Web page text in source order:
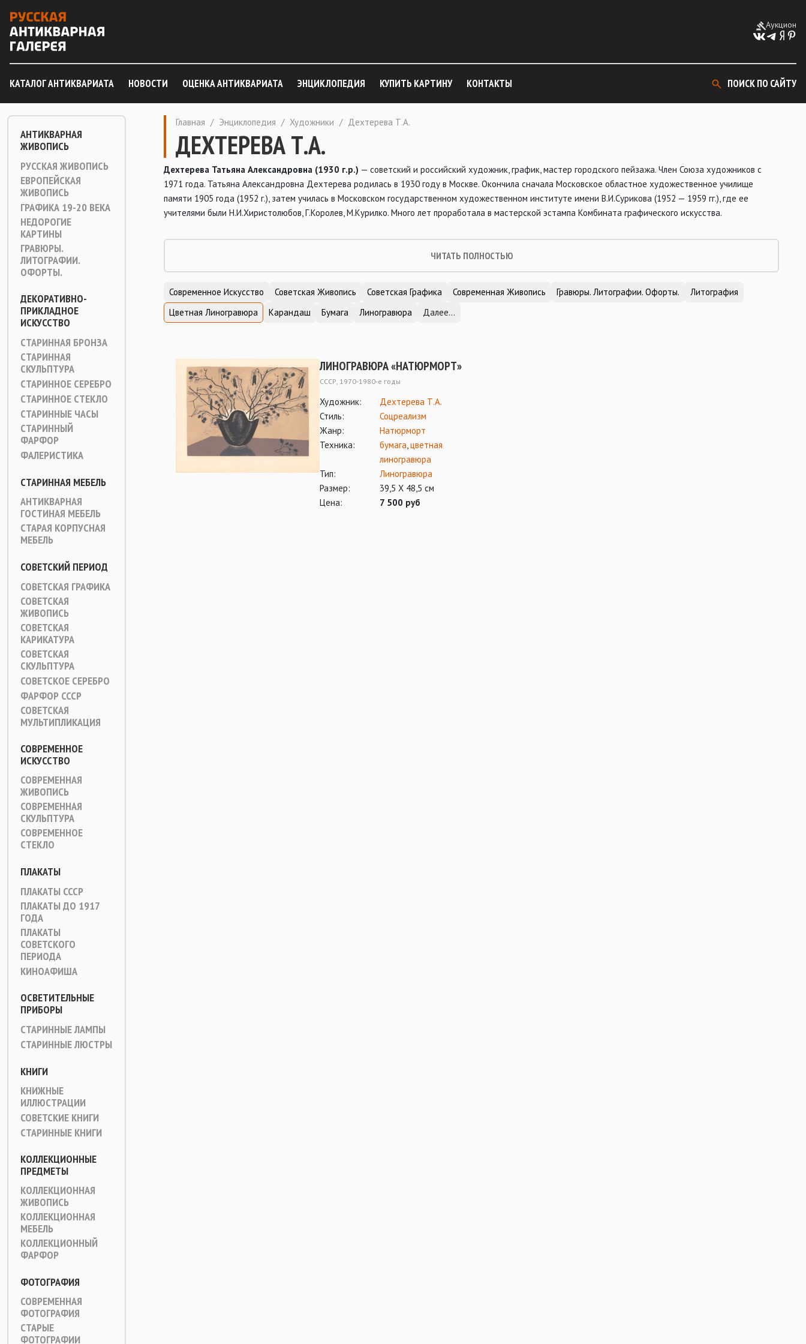
Аукцион
КАТАЛОГ АНТИКВАРИАТА НОВОСТИ ОЦЕНКА АНТИКВАРИАТА ЭНЦИКЛОПЕДИЯ КУПИТЬ КАРТИНУ КОНТАКТЫ ПОИСК ПО САЙТУ
АНТИКВАРНАЯ
ЖИВОПИСЬ
РУССКАЯ ЖИВОПИСЬ
ЕВРОПЕЙСКАЯ
ЖИВОПИСЬ
ГРАФИКА 19-20 ВЕКА
НЕДОРОГИЕ
КАРТИНЫ
ГРАВЮРЫ.
ЛИТОГРАФИИ.
ОФОРТЫ.
ДЕКОРАТИВНО-
ПРИКЛАДНОЕ
ИСКУССТВО
СТАРИННАЯ БРОНЗА
СТАРИННАЯ
СКУЛЬПТУРА
СТАРИННОЕ СЕРЕБРО
СТАРИННОЕ СТЕКЛО
СТАРИННЫЕ ЧАСЫ
СТАРИННЫЙ
ФАРФОР
ФАЛЕРИСТИКА
СТАРИННАЯ МЕБЕЛЬ
АНТИКВАРНАЯ
ГОСТИНАЯ МЕБЕЛЬ
СТАРАЯ КОРПУСНАЯ
МЕБЕЛЬ
СОВЕТСКИЙ ПЕРИОД
СОВЕТСКАЯ ГРАФИКА
СОВЕТСКАЯ
ЖИВОПИСЬ
СОВЕТСКАЯ
КАРИКАТУРА
СОВЕТСКАЯ
СКУЛЬПТУРА
СОВЕТСКОЕ СЕРЕБРО
ФАРФОР СССР
СОВЕТСКАЯ
МУЛЬТИПЛИКАЦИЯ
СОВРЕМЕННОЕ
ИСКУССТВО
СОВРЕМЕННАЯ
ЖИВОПИСЬ
СОВРЕМЕННАЯ
СКУЛЬПТУРА
СОВРЕМЕННОЕ
СТЕКЛО
ПЛАКАТЫ
ПЛАКАТЫ СССР
ПЛАКАТЫ ДО 1917
ГОДА
ПЛАКАТЫ
СОВЕТСКОГО
ПЕРИОДА
КИНОАФИША
ОСВЕТИТЕЛЬНЫЕ
ПРИБОРЫ
СТАРИННЫЕ ЛАМПЫ
СТАРИННЫЕ ЛЮСТРЫ
КНИГИ
КНИЖНЫЕ
ИЛЛЮСТРАЦИИ
СОВЕТСКИЕ КНИГИ
СТАРИННЫЕ КНИГИ
КОЛЛЕКЦИОННЫЕ
ПРЕДМЕТЫ
КОЛЛЕКЦИОННАЯ
ЖИВОПИСЬ
КОЛЛЕКЦИОННАЯ
МЕБЕЛЬ
КОЛЛЕКЦИОННЫЙ
ФАРФОР
ФОТОГРАФИЯ
СОВРЕМЕННАЯ
ФОТОГРАФИЯ
СТАРЫЕ
ФОТОГРАФИИ
Главная / Энциклопедия / Художники / Дехтерева Т.А.
ДЕХТЕРЕВА Т.А.
Дехтерева Татьяна Александровна (1930 г.р.) — советский и российский художник, график, мастер городского пейзажа. Член Союза художников с
1971 года. Татьяна Александровна Дехтерева родилась в 1930 году в Москве. Окончила сначала Московское областное художественное училище
памяти 1905 года (1952 г.), затем училась в Московском государственном художественном институте имени В.И.Сурикова (1952 — 1959 гг.), где ее
учителями были Н.И.Хиристолюбов, Г.Королев, М.Курилко. Много лет проработала в мастерской эстампа Комбината графического искусства.
ЧИТАТЬ ПОЛНОСТЬЮ
Современное Искусство Советская Живопись Советская Графика Современная Живопись Гравюры. Литографии. Офорты.
Литография
Цветная Линогравюра
Карандаш Бумага Линогравюра Далее...
ЛИНОГРАВЮРА «НАТЮРМОРТ»
СССР, 1970-1980-е годы
Художник:
Дехтерева Т.А.
Стиль:
Соцреализм
Жанр:
Натюрморт
Техника:
бумага,цветная
линогравюра
Тип:
Линогравюра
Размер:
39,5 Х 48,5 см
Цена:
7 500 руб